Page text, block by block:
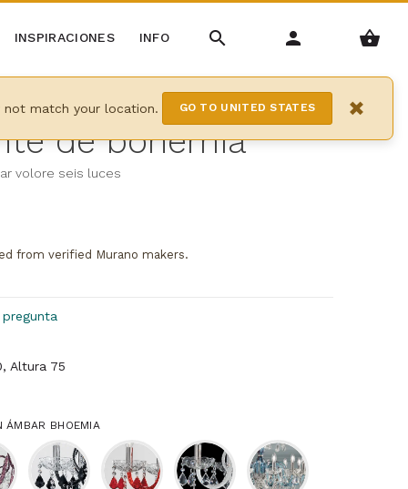
not match your location. GO TO UNITED STATES ×
INSPIRACIONES INFO
de bohemia
volore seis luces
from verified Murano makers.
Altura 75
ÁMBAR BHOEMIA